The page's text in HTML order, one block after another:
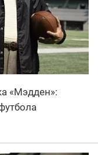
«Мэдден»: